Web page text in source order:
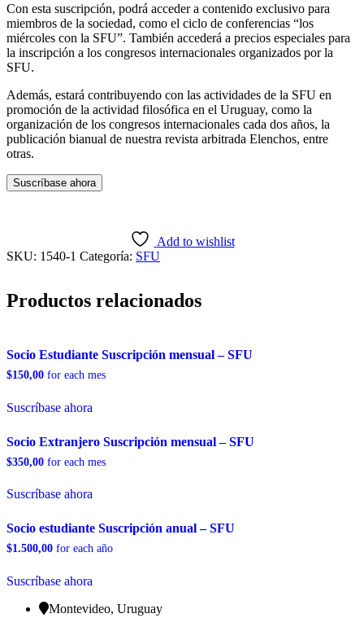
Con esta suscripción, podrá acceder a contenido exclusivo para
miembros de la sociedad, como el ciclo de conferencias “los
miércoles con la SFU”. También accederá a precios especiales para
la inscripción a los congresos internacionales organizados por la
SFU.
Además, estará contribuyendo con las actividades de la SFU en
promoción de la actividad filosófica en el Uruguay, como la
organización de los congresos internacionales cada dos años, la
publicación bianual de nuestra revista arbitrada Elenchos, entre
otras.
Socio
Egresado
SFU
Suscríbase ahora
Add to wishlist
SKU: 1540-1 Categoría: SFU
Productos relacionados
Socio Estudiante Suscripción mensual – SFU
$150,00 for each mes
Suscríbase ahora
Socio Extranjero Suscripción mensual – SFU
$350,00 for each mes
Suscríbase ahora
Socio estudiante Suscripción anual – SFU
$1.500,00 for each año
Suscríbase ahora
Montevideo, Uruguay